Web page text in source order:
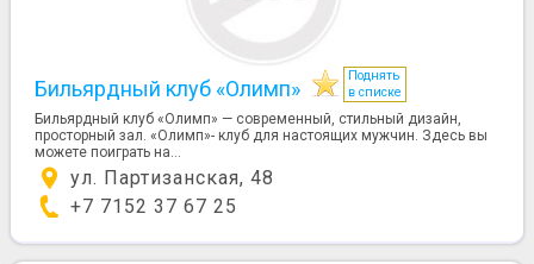
Бильярдный клуб «Олимп»
Поднять
в списке
Бильярдный клуб «Олимп» — современный, стильный дизайн,
просторный зал. «Олимп»- клуб для настоящих мужчин. Здесь вы
можете поиграть на...
ул. Партизанская, 48
+7 7152 37 67 25